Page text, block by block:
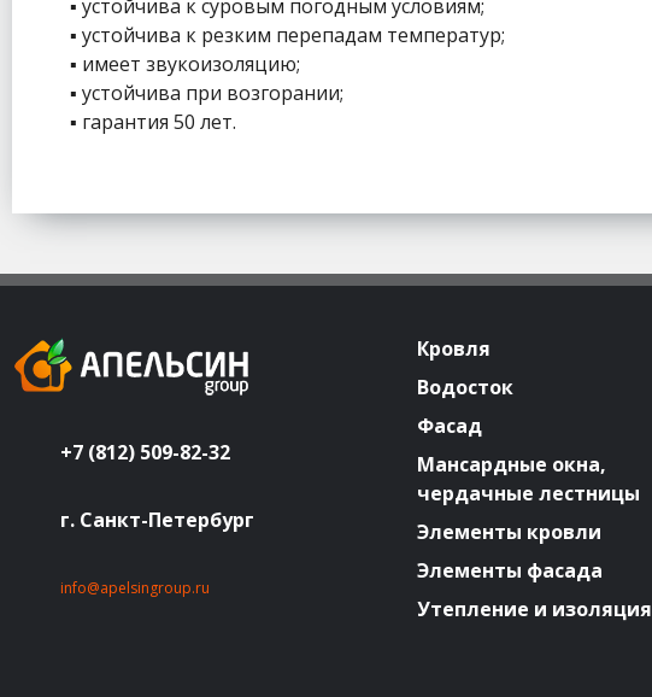
▪ устойчива к суровым погодным условиям;
▪ устойчива к резким перепадам температур;
▪ имеет звукоизоляцию;
▪ устойчива при возгорании;
▪ гарантия 50 лет.
+7 (812) 509-82-32
г. Санкт-Петербург
info@apelsingroup.ru
Кровля
Водосток
Фасад
Мансардные окна,
чердачные лестницы
Элементы кровли
Элементы фасада
Утепление и изоляция